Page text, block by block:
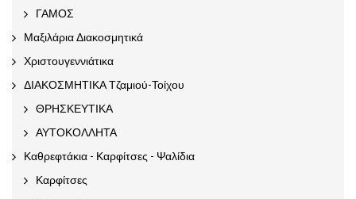
ΓΑΜΟΣ
Μαξιλάρια Διακοσμητικά
Χριστουγεννιάτικα
ΔΙΑΚΟΣΜΗΤΙΚΑ Τζαμιού-Τοίχου
ΘΡΗΣΚΕΥΤΙΚΑ
ΑΥΤΟΚΟΛΛΗΤΑ
Καθρεφτάκια - Καρφίτσες - Ψαλίδια
Καρφίτσες